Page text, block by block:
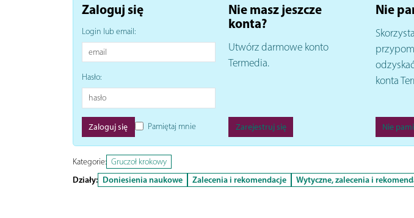
Zaloguj się
Login lub email:
Hasło:
Pamiętaj mnie
Nie masz jeszcze
konta?
Utwórz darmowe konto
Termedia.
Zarejestruj się
Nie
konta
Nie
Kategorie: Gruczoł krokowy
Działy: Doniesienia naukowe Zalecenia i rekomendacje Wytyczne, zalecenia i